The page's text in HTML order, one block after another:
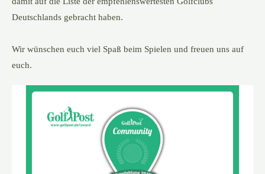
Deutschlands gebracht haben.
Wir wünschen euch viel Spaß beim Spielen und freuen uns auf
euch.